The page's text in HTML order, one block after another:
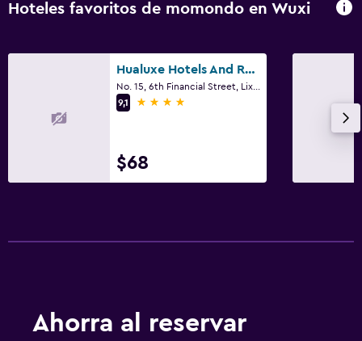
Hoteles favoritos de momondo en Wuxi
Hualuxe Hotels And Resorts Wuxi Taihu
9,1
4 estrellas
$68
Ahorra al reservar